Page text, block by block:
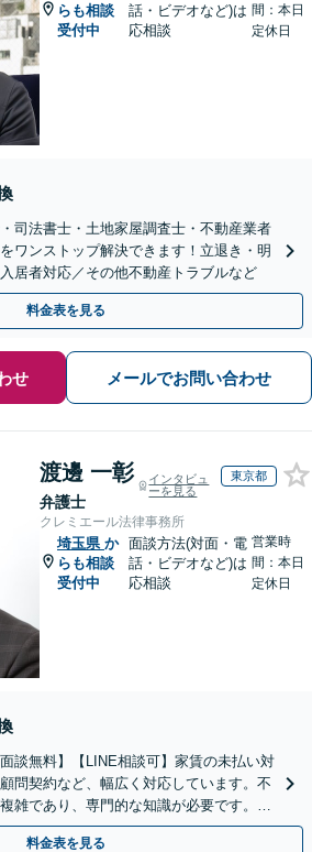
らも相談
受付中
話・ビデオなど)は
応相談
間：本日
定休日
司法書士・土地家屋調査士・不動産業者
ワンストップ解決できます！立退き・明
居者対応／その他不動産トラブルなど
料金表を見る
せ メールでお問い合わせ
渡邊 一彰
弁護士
インタビュ
ーを見る
東京都
クレミエール法律事務所
埼玉県 か
らも相談
受付中
面談方法(対面・電
話・ビデオなど)は
応相談
営業時
間：本日
定休日
談無料】【LINE相談可】家賃の未払い対
問契約など、幅広く対応しています。不
雑であり、専門的な知識が必要です。ぜ
【休日・夜間面談可】
料金表を見る